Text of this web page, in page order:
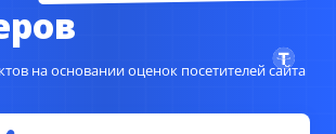
на основании оценок посетителей сайта